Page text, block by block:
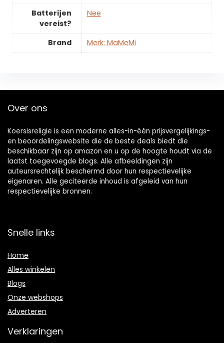
Batterijen
vereist?
‎Nee
Brand Merk: MaMeMi
Over ons
Koersisreligie is een moderne alles-in-één prijsvergelijkings-
en beoordelingswebsite die de beste deals biedt die
beschikbaar zijn op amazon en u op de hoogte houdt via de
laatst toegevoegde blogs. Alle afbeeldingen zijn
auteursrechtelijk beschermd door hun respectievelijke
eigenaren. Alle geciteerde inhoud is afgeleid van hun
respectievelijke bronnen.
Snelle links
Home
Alles winkelen
Blogs
Onze webshops
Adverteren
Verklaringen